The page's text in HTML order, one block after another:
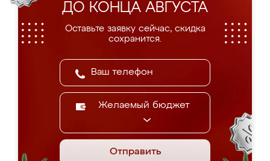
ДО КОНЦА АВГУСТА
Оставьте заявку сейчас, скидка
сохранится.
Желаемый бюджет
Отправить